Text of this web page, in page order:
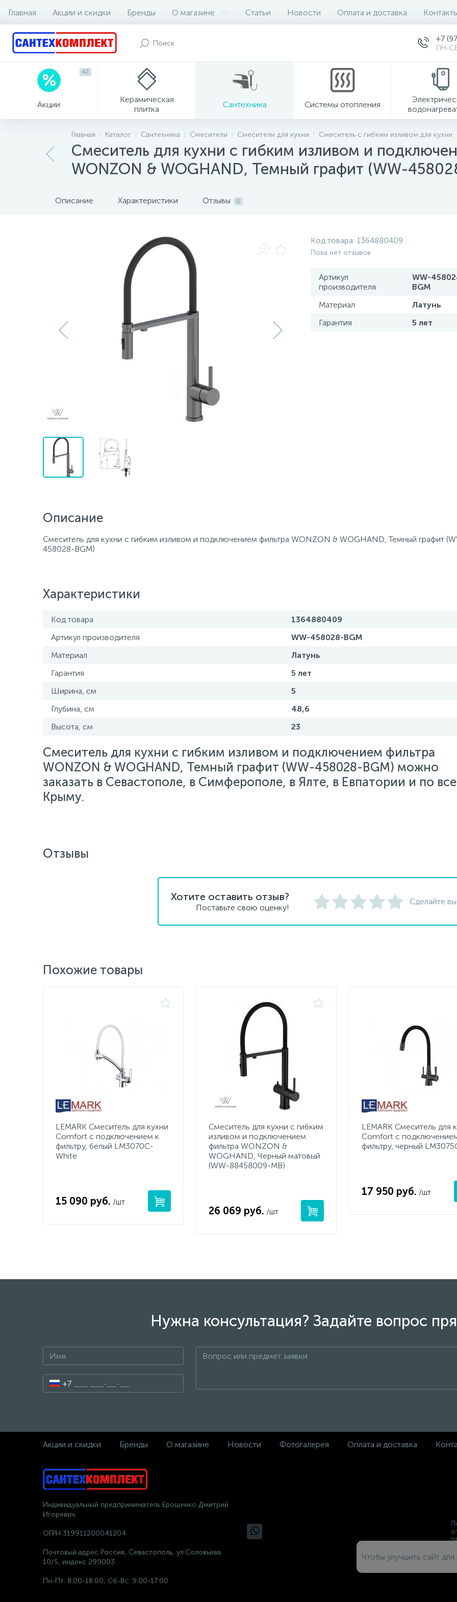
Главная Акции и скидки Бренды О магазине Статьи Новости Оплата и доставка
+7
ПН-
Акции
42
Керамическая
плитка
Сантехника Системы отопления
Главная Каталог Сантехника Смесители Смесители для кухни Смеситель с гибким изливом для кухни
Смеситель для кухни с гибким изливом и
WONZON & WOGHAND, Темный графит (WW-
Описание Характеристики Отзывы 0
Код товара: 1364880409
Пока нет отзывов
Артикул
производителя
WW-
BGM
Материал
Латунь
Гарантия
5 лет
Описание
Смеситель для кухни с гибким изливом и подключением фильтра WONZON & WOGHAND, Темный графит
458028-BGM)
Характеристики
Код товара
1364880409
Артикул производителя
WW-458028-BGM
Материал
Латунь
Гарантия
5 лет
Ширина, см
5
Глубина, см
48,6
Высота, см
23
Смеситель для кухни с гибким изливом и подключением фильтра
WONZON & WOGHAND, Темный графит (WW-458028-BGM) можно
заказать в Севастополе, в Симферополе, в Ялте, в Евпатории и по
Крыму.
Отзывы
Хотите оставить отзыв?
Поставьте свою оценку!
Сделайте
Похожие товары
LEMARK Смеситель для кухни
Comfort с подключением к
фильтру, белый LM3070C-
White
15 090 руб. /шт
Смеситель для кухни с гибким
изливом и подключением
фильтра WONZON &
WOGHAND, Черный матовый
(WW-88458009-MB)
26 069 руб. /шт
LEMARK Смеситель для
Comfort с
фильтру, черный
17 950 руб. /шт
Нужна консультация? Задайте вопрос
+7
Акции и скидки Бренды О магазине Новости Фотогалерея Оплата и доставка
Индивидуальный предприниматель Ерошенко Дмитрий
Игоревич
ОГРН 319911200041204
Почтовый адрес Россия, Севастополь, ул.Соловьева
10/5, индекс 299003
Пн-Пт: 8:00-18:00, Сб-Вс: 9:00-17:00
Чтобы улучшить сайт